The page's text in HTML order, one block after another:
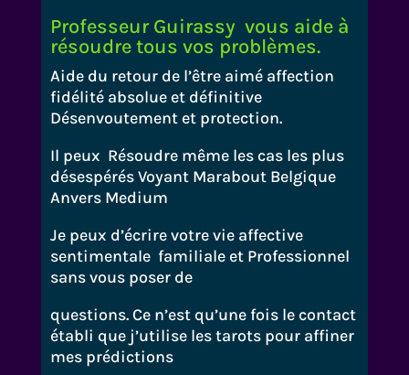
Professeur Guirassy vous aide à
résoudre tous vos problèmes.
Aide du retour de l’être aimé affection
fidélité absolue et définitive
Désenvoutement et protection.
Il peux Résoudre même les cas les plus
désespérés Voyant Marabout Belgique
Anvers Medium
Je peux d’écrire votre vie affective
sentimentale familiale et Professionnel
sans vous poser de
questions. Ce n’est qu’une fois le contact
établi que j’utilise les tarots pour affiner
mes prédictions